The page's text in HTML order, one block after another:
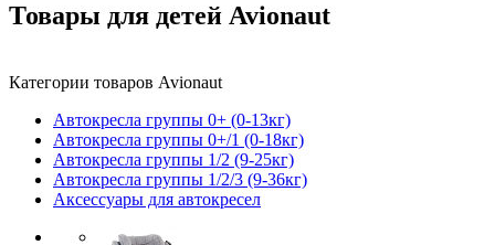
Товары для детей Avionaut
Категории товаров Avionaut
Автокресла группы 0+ (0-13кг)
Автокресла группы 0+/1 (0-18кг)
Автокресла группы 1/2 (9-25кг)
Автокресла группы 1/2/3 (9-36кг)
Аксессуары для автокресел